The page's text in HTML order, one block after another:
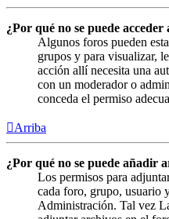
¿Por qué no se puede
Algunos foros pueden
grupos y para visualizar,
acción allí necesita una
con un moderador o
conceda el permiso
Arriba
¿Por qué no se puede añadir
Los permisos para
cada foro, grupo, usuario
Administración. Tal vez